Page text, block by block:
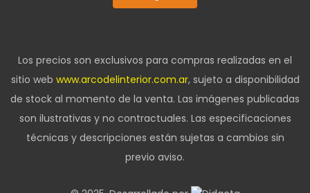
Los precios son exclusivos para compras realizadas en el
sitio web www.arcodelinterior.com.ar, sujeto a disponibilidad
de stock al momento de la venta. Las imágenes publicadas
son ilustrativas y no contractuales. Las especificaciones
técnicas y descripciones están sujetas a cambios sin
previo aviso.